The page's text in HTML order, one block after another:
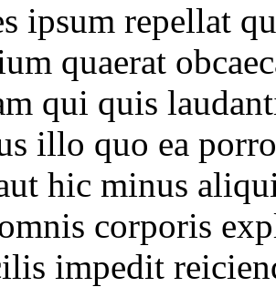
ipsum repellat
quaerat
qui quis
illo quo ea
hic minus
corporis
impedit